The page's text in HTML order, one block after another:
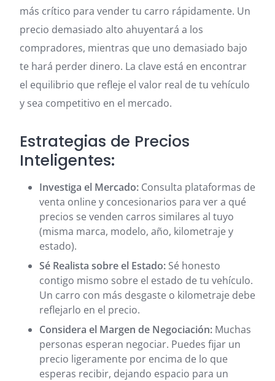
más crítico para vender tu carro rápidamente. Un
precio demasiado alto ahuyentará a los
compradores, mientras que uno demasiado bajo
te hará perder dinero. La clave está en encontrar
el equilibrio que refleje el valor real de tu vehículo
y sea competitivo en el mercado.
Estrategias de Precios
Inteligentes:
Investiga el Mercado: Consulta plataformas de
venta online y concesionarios para ver a qué
precios se venden carros similares al tuyo
(misma marca, modelo, año, kilometraje y
estado).
Sé Realista sobre el Estado: Sé honesto
contigo mismo sobre el estado de tu vehículo.
Un carro con más desgaste o kilometraje debe
reflejarlo en el precio.
Considera el Margen de Negociación: Muchas
personas esperan negociar. Puedes fijar un
precio ligeramente por encima de lo que
esperas recibir, dejando espacio para un